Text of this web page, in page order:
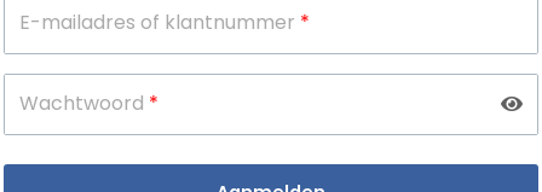
E-mailadres of klantnummer *
Wachtwoord *